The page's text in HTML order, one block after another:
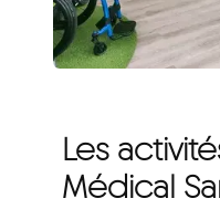
Les
Médical